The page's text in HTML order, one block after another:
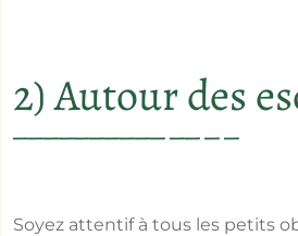
2) Autour des
Soyez attentif à tous les petits